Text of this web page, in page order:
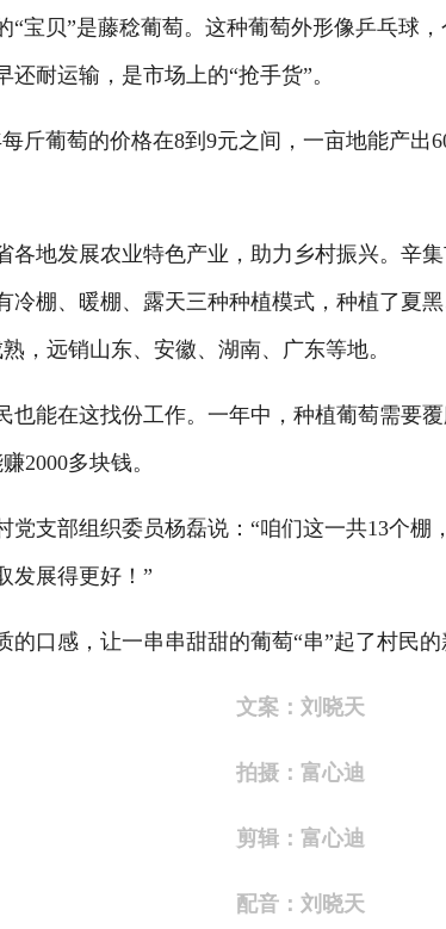
贝”是藤稔葡萄。这种葡萄外形像乒乓球，
耐运输，是市场上的“抢手货”。
葡萄的价格在8到9元之间，一亩地能产出
地发展农业特色产业，助力乡村振兴。辛集
冷棚、暖棚、露天三种种植模式，种植了夏
，远销山东、安徽、湖南、广东等地。
能在这找份工作。一年中，种植葡萄需要
2000多块钱。
支部组织委员杨磊说：“咱们这一共13个棚
发展得更好！”
感，让一串串甜甜的葡萄“串”起了村民的
文案：刘晓天
拍摄：富心迪
剪辑：富心迪
配音：刘晓天